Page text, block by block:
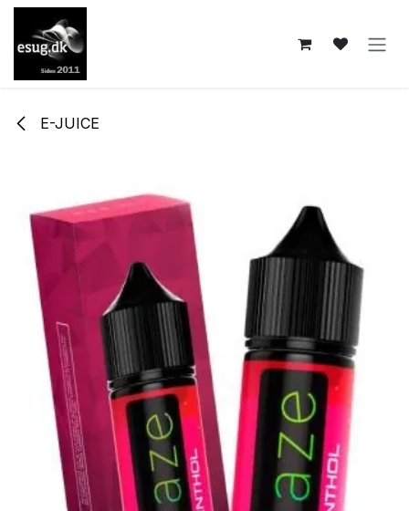
Skip to Content
E-JUICE